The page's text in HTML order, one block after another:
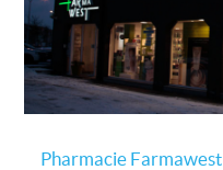
Pharmacie Farmawest